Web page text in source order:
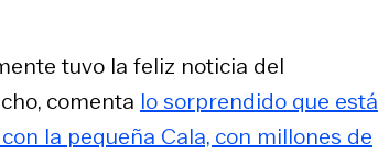
tuvo la feliz noticia del
comenta lo sorprendido que está
la pequeña Cala, con millones de